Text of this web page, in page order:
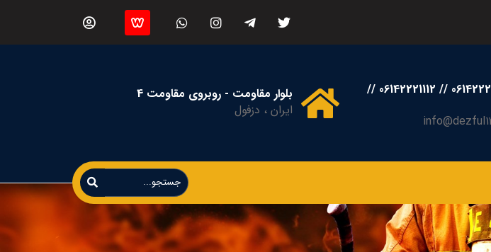
06142222100 // 06142221112 //
بلوار مقاومت - روبروی مقاومت 4
ایران ، دزفول